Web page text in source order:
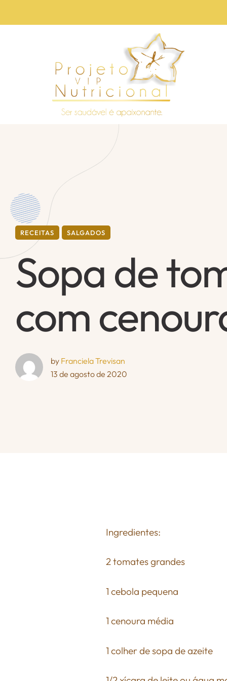
RECEITAS SALGADOS
Sopa de
com
by Franciela Trevisan
13 de agosto de 2020
Ingredientes:
2 tomates grandes
1 cebola pequena
1 cenoura média
1 colher de sopa de azeite